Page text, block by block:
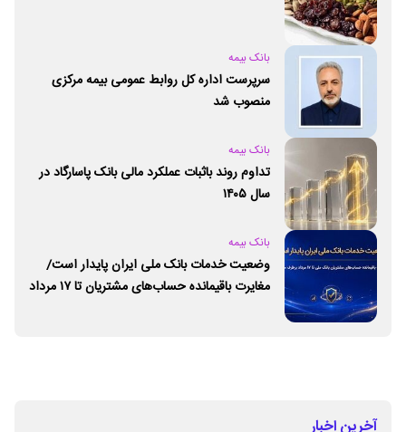
بانک بیمه
سرپرست اداره کل روابط عمومی بیمه مرکزی
منصوب شد
بانک بیمه
تداوم روند باثبات عملکرد مالی بانک پاسارگاد در
سال ۱۴۰۵
بانک بیمه
وضعیت خدمات بانک ملی ایران پایدار است/
مغایرت‌ باقیمانده حساب‌های مشتریان تا ۱۷ مرداد
آخرین اخبار